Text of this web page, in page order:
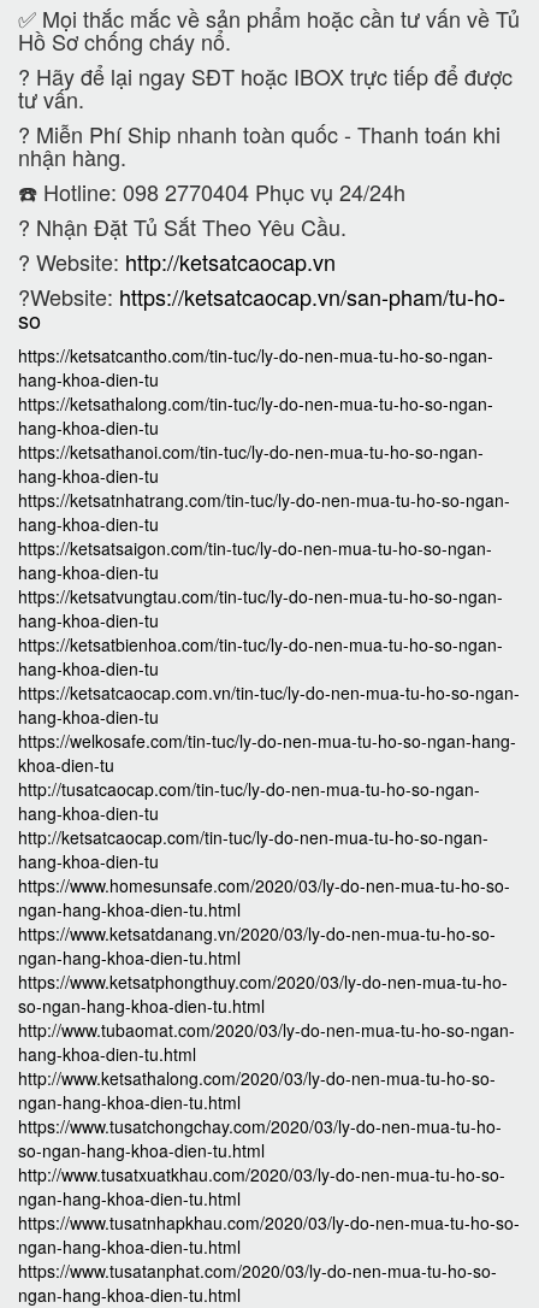
✅ Mọi thắc mắc về sản phẩm hoặc cần tư vấn về Tủ
Hồ Sơ chống cháy nổ.
? Hãy để lại ngay SĐT hoặc IBOX trực tiếp để được
tư vấn.
? Miễn Phí Ship nhanh toàn quốc - Thanh toán khi
nhận hàng.
☎️ Hotline: 098 2770404 Phục vụ 24/24h
? Nhận Đặt Tủ Sắt Theo Yêu Cầu.
? Website: http://ketsatcaocap.vn
?Website: https://ketsatcaocap.vn/san-pham/tu-ho-
so
https://ketsatcantho.com/tin-tuc/ly-do-nen-mua-tu-ho-so-ngan-
hang-khoa-dien-tu
https://ketsathalong.com/tin-tuc/ly-do-nen-mua-tu-ho-so-ngan-
hang-khoa-dien-tu
https://ketsathanoi.com/tin-tuc/ly-do-nen-mua-tu-ho-so-ngan-
hang-khoa-dien-tu
https://ketsatnhatrang.com/tin-tuc/ly-do-nen-mua-tu-ho-so-ngan-
hang-khoa-dien-tu
https://ketsatsaigon.com/tin-tuc/ly-do-nen-mua-tu-ho-so-ngan-
hang-khoa-dien-tu
https://ketsatvungtau.com/tin-tuc/ly-do-nen-mua-tu-ho-so-ngan-
hang-khoa-dien-tu
https://ketsatbienhoa.com/tin-tuc/ly-do-nen-mua-tu-ho-so-ngan-
hang-khoa-dien-tu
https://ketsatcaocap.com.vn/tin-tuc/ly-do-nen-mua-tu-ho-so-ngan-
hang-khoa-dien-tu
https://welkosafe.com/tin-tuc/ly-do-nen-mua-tu-ho-so-ngan-hang-
khoa-dien-tu
http://tusatcaocap.com/tin-tuc/ly-do-nen-mua-tu-ho-so-ngan-
hang-khoa-dien-tu
http://ketsatcaocap.com/tin-tuc/ly-do-nen-mua-tu-ho-so-ngan-
hang-khoa-dien-tu
https://www.homesunsafe.com/2020/03/ly-do-nen-mua-tu-ho-so-
ngan-hang-khoa-dien-tu.html
https://www.ketsatdanang.vn/2020/03/ly-do-nen-mua-tu-ho-so-
ngan-hang-khoa-dien-tu.html
https://www.ketsatphongthuy.com/2020/03/ly-do-nen-mua-tu-ho-
so-ngan-hang-khoa-dien-tu.html
http://www.tubaomat.com/2020/03/ly-do-nen-mua-tu-ho-so-ngan-
hang-khoa-dien-tu.html
http://www.ketsathalong.com/2020/03/ly-do-nen-mua-tu-ho-so-
ngan-hang-khoa-dien-tu.html
https://www.tusatchongchay.com/2020/03/ly-do-nen-mua-tu-ho-
so-ngan-hang-khoa-dien-tu.html
http://www.tusatxuatkhau.com/2020/03/ly-do-nen-mua-tu-ho-so-
ngan-hang-khoa-dien-tu.html
https://www.tusatnhapkhau.com/2020/03/ly-do-nen-mua-tu-ho-so-
ngan-hang-khoa-dien-tu.html
https://www.tusatanphat.com/2020/03/ly-do-nen-mua-tu-ho-so-
ngan-hang-khoa-dien-tu.html